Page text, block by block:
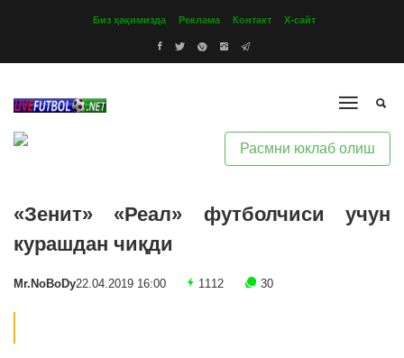
Биз ҳақимизда Реклама Контакт Х-сайт
Расмни юклаб олиш
«Зенит» «Реал» футболчиси учун
курашдан чиқди
Mr.NoBoDy22.04.2019 16:00 1112 30